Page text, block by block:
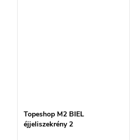
Topeshop M2 BIEL
éjjeliszekrény 2